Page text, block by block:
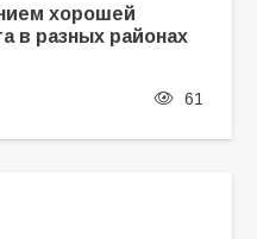
хорошей
в разных районах
61